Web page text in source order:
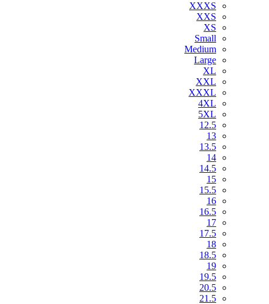
XXXS
XXS
XS
Small
Medium
Large
XL
XXL
XXXL
4XL
5XL
12.5
13
13.5
14
14.5
15
15.5
16
16.5
17
17.5
18
18.5
19
19.5
20.5
21.5